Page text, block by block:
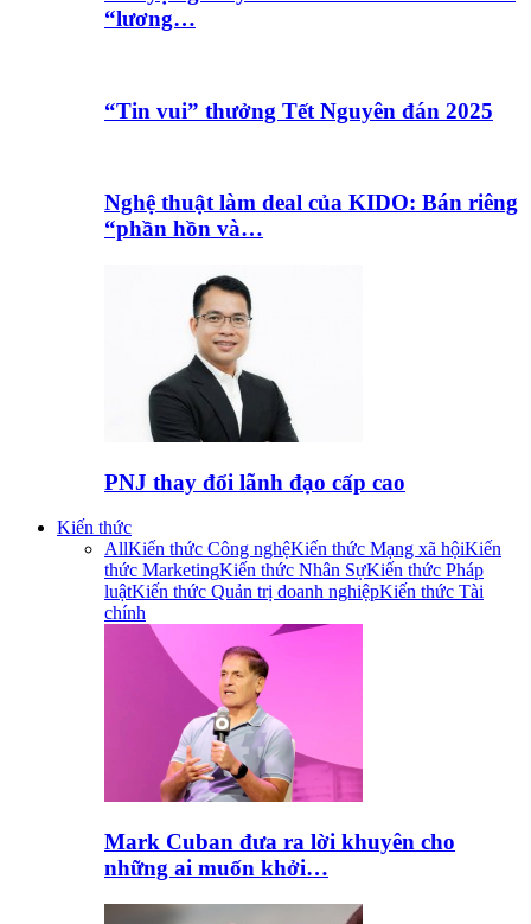
“lương…
“Tin vui” thưởng Tết Nguyên đán 2025
Nghệ thuật làm deal của KIDO: Bán riêng
“phần hồn và…
PNJ thay đổi lãnh đạo cấp cao
Kiến thức
AllKiến thức Công nghệKiến thức Mạng xã hộiKiến
thức MarketingKiến thức Nhân SựKiến thức Pháp
luậtKiến thức Quản trị doanh nghiệpKiến thức Tài
chính
Mark Cuban đưa ra lời khuyên cho
những ai muốn khởi…